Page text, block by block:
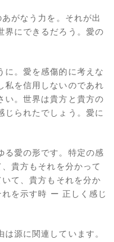
がなう力を。それが出
界にできるだろう。愛の
に。愛を感傷的に考えな
私を信用しないのであれ
い。世界は貴方と貴方の
じられたでしょう。愛に
る愛の形です。特定の感
貴方もそれを分かって
て、貴方もそれを分か
を示す時 ー 正しく感じ
源に関連しています。